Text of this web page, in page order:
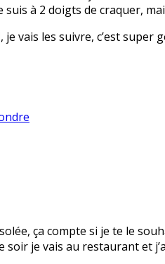
à 2 doigts de craquer,
vais les suivre, c’est super
ça compte si je te le
soir je vais au restaurant et